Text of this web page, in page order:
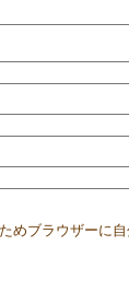
めブラウザーに